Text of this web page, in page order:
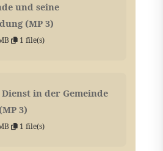
und seine
(MP 3)
1 file(s)
in der Gemeinde
3)
1 file(s)